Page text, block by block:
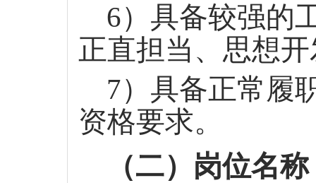
6）具备较强的
正直担当、思想
7）具备正常履
资格要求。
（二）岗位名